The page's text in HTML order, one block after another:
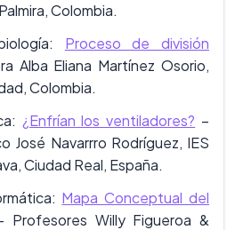
Colombia.
Proceso de división
Alba Eliana Martínez Osorio,
Colombia.
¿Enfrían los ventiladores? –
José Navarrro Rodríguez, IES
Ciudad Real, España.
Mapa Conceptual del
Profesores Willy Figueroa &